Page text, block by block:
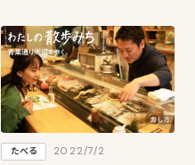
たべる
2022/7/2